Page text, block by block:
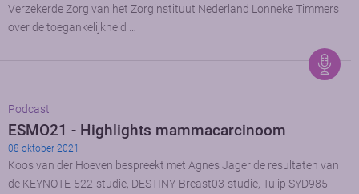
Verzekerde Zorg van het Zorginstituut Nederland Lonneke Timmers
over de toegankelijkheid …
Podcast
ESMO21 - Highlights mammacarcinoom
08 oktober 2021
Koos van der Hoeven bespreekt met Agnes Jager de resultaten van
de KEYNOTE-522-studie, DESTINY-Breast03-studie, Tulip SYD985-